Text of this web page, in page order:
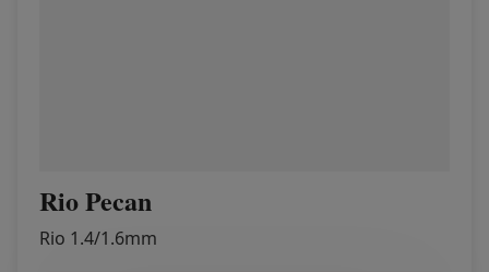
Rio Pecan
Rio 1.4/1.6mm